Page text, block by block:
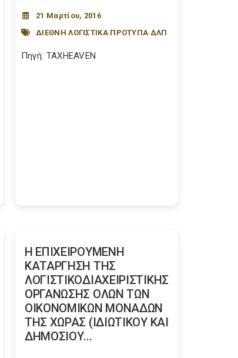
21 Μαρτίου, 2016
ΔΙΕΘΝΗ ΛΟΓΙΣΤΙΚΑ ΠΡΟΤΥΠΑ ΔΛΠ
Πηγή: TAXHEAVEN
Η ΕΠΙΧΕΙΡΟΥΜΕΝΗ
ΚΑΤΑΡΓΗΣΗ ΤΗΣ
ΛΟΓΙΣΤΙΚΟΔΙΑΧΕΙΡΙΣΤΙΚΗΣ
ΟΡΓΑΝΩΣΗΣ ΟΛΩΝ ΤΩΝ
ΟΙΚΟΝΟΜΙΚΩΝ ΜΟΝΑΔΩΝ
ΤΗΣ ΧΩΡΑΣ (ΙΔΙΩΤΙΚΟΥ ΚΑΙ
ΔΗΜΟΣΙΟΥ...